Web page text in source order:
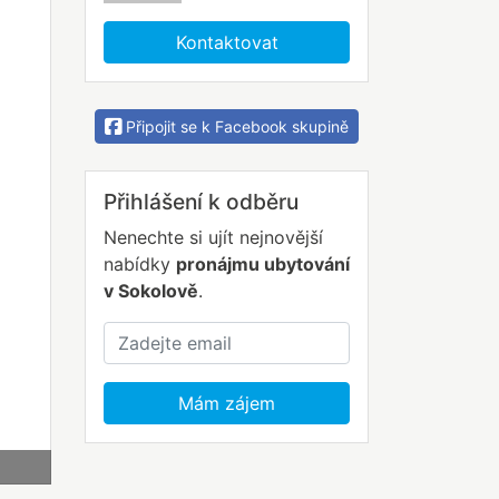
Kontaktovat
Připojit se k Facebook skupině
Přihlášení k odběru
Nenechte si ujít nejnovější
nabídky pronájmu ubytování
v Sokolově.
Mám zájem